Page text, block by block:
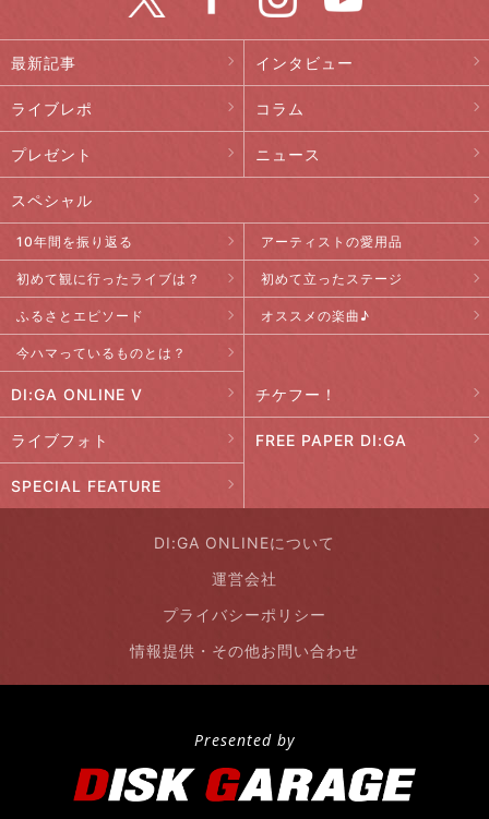
最新記事 インタビュー
ライブレポ コラム
プレゼント ニュース
スペシャル
10年間を振り返る アーティストの愛用品
初めて観に行ったライブは？ 初めて立ったステージ
ふるさとエピソード オススメの楽曲♪
今ハマっているものとは？
DI:GA ONLINE V チケフー！
ライブフォト FREE PAPER DI:GA
SPECIAL FEATURE
DI:GA ONLINEについて
運営会社
プライバシーポリシー
情報提供・その他お問い合わせ
Presented by